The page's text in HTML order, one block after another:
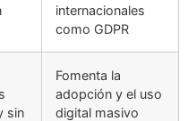
internacionales
como GDPR
sin
Fomenta la
adopción y el uso
digital masivo